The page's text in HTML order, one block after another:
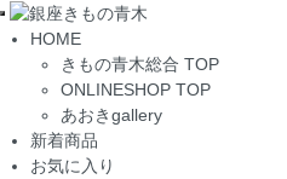
Toggle
navigation
HOME
きもの青木総合 TOP
ONLINESHOP TOP
あおきgallery
新着商品
お気に入り